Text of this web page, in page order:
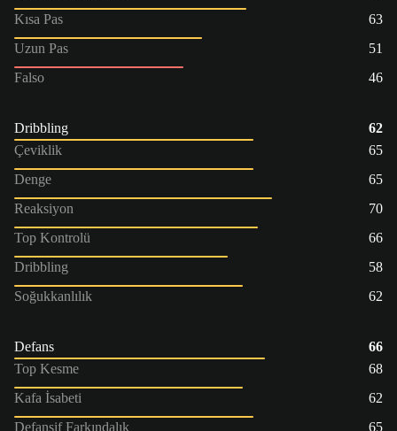
Kısa Pas
63
Uzun Pas
51
Falso
46
Dribbling
62
Çeviklik
65
Denge
65
Reaksiyon
70
Top Kontrolü
66
Dribbling
58
Soğukkanlılık
62
Defans
66
Top Kesme
68
Kafa İsabeti
62
Defansif Farkındalık
65